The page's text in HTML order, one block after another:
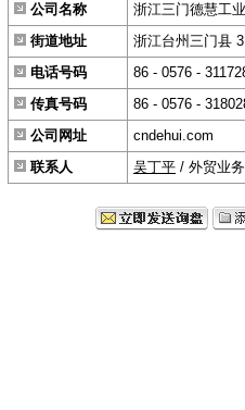
公司名称
浙江三门德慧工
街道地址
浙江台州三门县
电话号码
86 - 0576 -
传真号码
86 - 0576 -
公司网址
cndehui.com
联系人
吴丁平 / 外贸业